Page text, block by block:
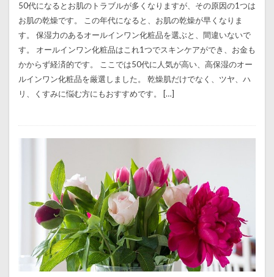
50代になるとお肌のトラブルが多くなりますが、その原因の1つは
お肌の乾燥です。 この年代になると、お肌の乾燥が早くなりま
す。 保湿力のあるオールインワン化粧品を選ぶと、間違いないで
す。 オールインワン化粧品はこれ1つでスキンケアができ、お金も
かからず経済的です。 ここでは50代に人気が高い、高保湿のオー
ルインワン化粧品を厳選しました。 乾燥肌だけでなく、ツヤ、ハ
リ、くすみに悩む方にもおすすめです。 […]